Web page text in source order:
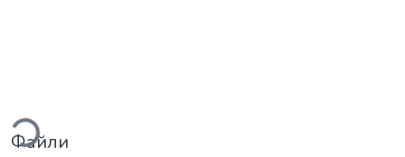
Файли